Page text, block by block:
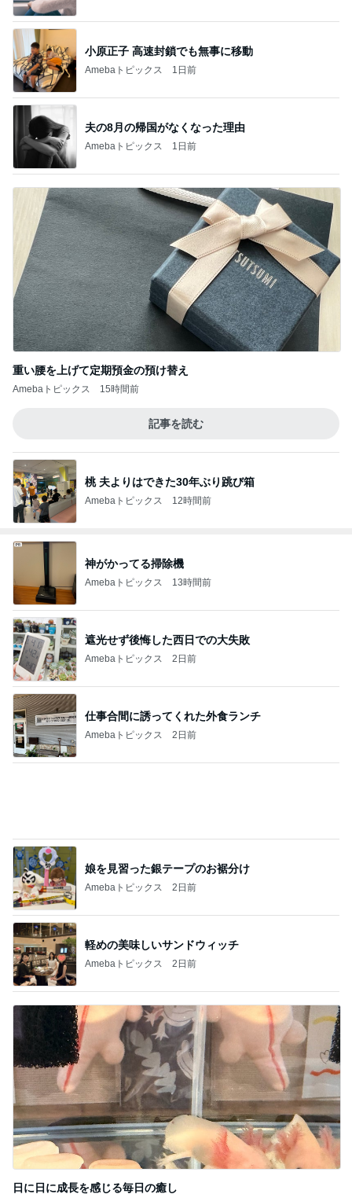
小原正子 高速封鎖でも無事に移動
Amebaトピックス 1日前
夫の8月の帰国がなくなった理由
Amebaトピックス 1日前
重い腰を上げて定期預金の預け替え
Amebaトピックス 15時間前
記事を読む
桃 夫よりはできた30年ぶり跳び箱
Amebaトピックス 12時間前
神がかってる掃除機
Amebaトピックス 13時間前
遮光せず後悔した西日での大失敗
Amebaトピックス 2日前
仕事合間に誘ってくれた外食ランチ
Amebaトピックス 2日前
娘を見習った銀テープのお裾分け
Amebaトピックス 2日前
軽めの美味しいサンドウィッチ
Amebaトピックス 2日前
日に日に成長を感じる毎日の癒し